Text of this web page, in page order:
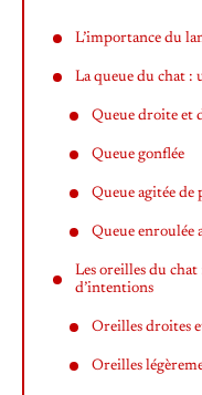
L’importance du
La queue du chat :
Queue droite et
Queue gonflée
Queue agitée de
Queue enroulée
Les oreilles du
d’intentions
Oreilles droites
Oreilles